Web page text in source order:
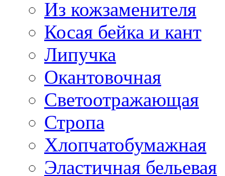
Из кожзаменителя
Косая бейка и кант
Липучка
Окантовочная
Светоотражающая
Стропа
Хлопчатобумажная
Эластичная бельевая